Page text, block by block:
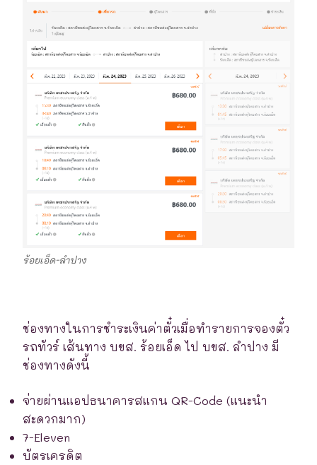
ร้อยเอ็ด-ลำปาง
ช่องทางในการชำระเงินค่าตั๋วเมื่อทำรายการจองตั๋ว
รถทัวร์ เส้นทาง บขส. ร้อยเอ็ด ไป บขส. ลำปาง มี
ช่องทางดังนี้
จ่ายผ่านแอปธนาคารสแกน QR-Code (แนะนำ
สะดวกมาก)
7-Eleven
บัตรเครดิต